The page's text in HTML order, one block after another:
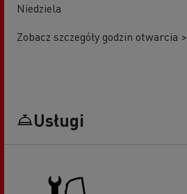
Niedziela
Zobacz szczegóły godzin otwarcia >
Usługi